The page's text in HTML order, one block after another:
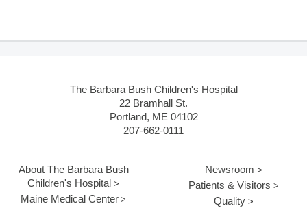
The Barbara Bush Children's Hospital
22 Bramhall St.
Portland, ME 04102
207-662-0111
About The Barbara Bush
Children's Hospital
Maine Medical Center
Newsroom
Patients & Visitors
Quality